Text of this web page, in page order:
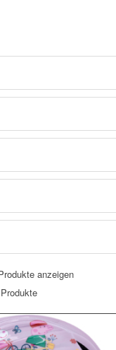
anzeigen